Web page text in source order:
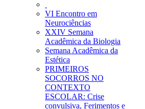
VI Encontro em
Neurociências
XXIV Semana
Acadêmica da Biologia
Semana Acadêmica da
Estética
PRIMEIROS
SOCORROS NO
CONTEXTO
ESCOLAR: Crise
convulsiva, Ferimentos e